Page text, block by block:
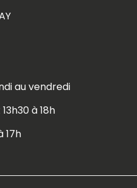
au vendredi
à 18h
17h